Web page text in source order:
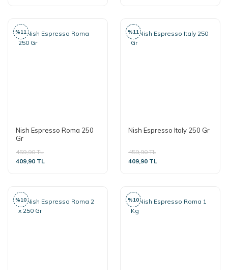
%11
Nish Espresso Roma 250
Gr
459,90 TL
409,90 TL
%11
Nish Espresso Italy 250 Gr
459,90 TL
409,90 TL
%10 %10